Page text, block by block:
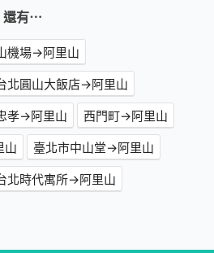
還有⋯
機場→阿里山
北圓山大飯店→阿里山
孝→阿里山
西門町→阿里山
山
臺北市中山堂→阿里山
北時代寓所→阿里山